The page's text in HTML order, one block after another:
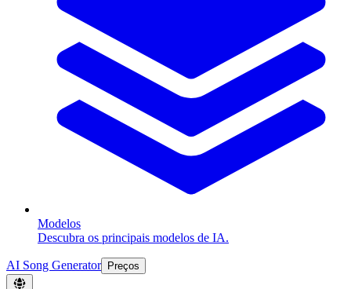
Modelos
Descubra os principais modelos de IA.
AI Song Generator Preços